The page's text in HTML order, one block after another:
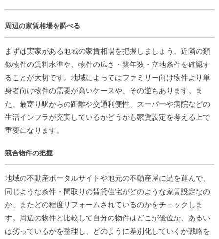
周辺の家賃相場を調べる
まずは実家がある地域の家賃相場を把握しましょう。近隣の類
似物件の賃料水準や、物件の広さ・築年数・立地条件を確認す
ることが大切です。地域によってはファミリー向け物件より単
身者向け物件の需要が高いケースや、その逆もあります。ま
た、最寄り駅からの距離や交通利便性、スーパーや病院などの
生活インフラが充実しているかどうかも家賃設定を考える上で
重要になります。
競合物件の把握
地域の不動産ポータルサイトや地元の不動産屋に足を運んで、
同じような条件・間取りの賃貸住宅がどのような家賃設定なの
か、またどの程度リフォームされているのかをチェックしま
す。周辺の物件と比較して自分の物件はどこが優位か、あるい
は劣っているかを整理し、どのように差別化していくか戦略を